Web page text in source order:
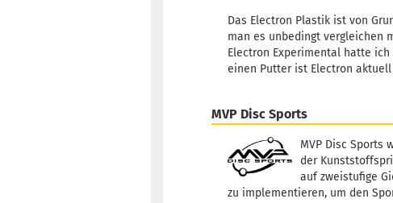
Das Electron Plastik ist von
man es unbedingt vergleichen
Electron Experimental hatte
einen Putter ist Electron aktuell
MVP Disc Sports
MVP Disc Sports
der
auf zweistufige
zu implementieren, um den